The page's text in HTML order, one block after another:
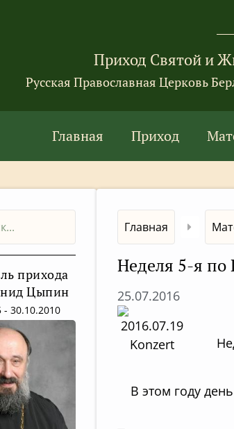
Приход Святой и
Русская Православная Церковь
Главная Приход
прихода
Цыпин
- 30.10.2010
Главная
Неделя 5-я по
25.07.2016
В этом году